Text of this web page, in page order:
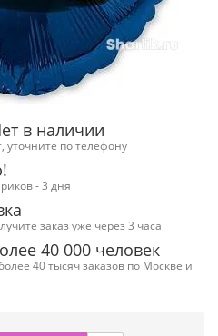
в наличии
уточните по телефону
- 3 дня
заказ уже через 3 часа
40 000 человек
40 тысяч заказов по Москве и